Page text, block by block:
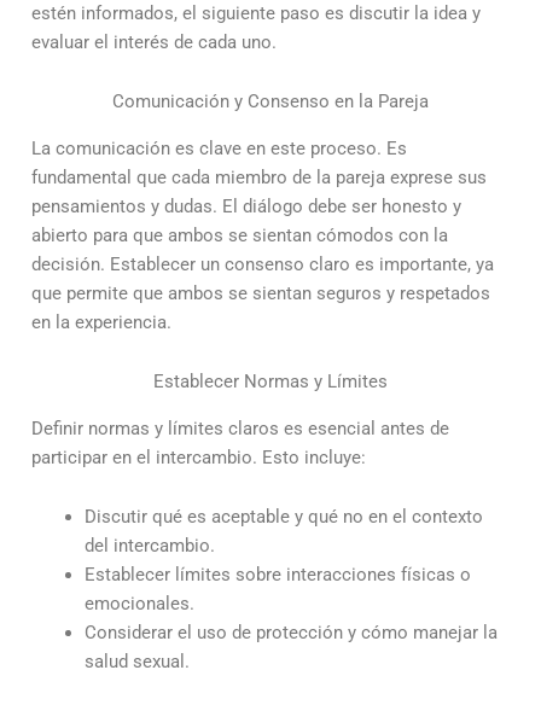
estén informados, el siguiente paso es discutir la idea y
evaluar el interés de cada uno.
Comunicación y Consenso en la Pareja
La comunicación es clave en este proceso. Es
fundamental que cada miembro de la pareja exprese sus
pensamientos y dudas. El diálogo debe ser honesto y
abierto para que ambos se sientan cómodos con la
decisión. Establecer un consenso claro es importante, ya
que permite que ambos se sientan seguros y respetados
en la experiencia.
Establecer Normas y Límites
Definir normas y límites claros es esencial antes de
participar en el intercambio. Esto incluye:
Discutir qué es aceptable y qué no en el contexto
del intercambio.
Establecer límites sobre interacciones físicas o
emocionales.
Considerar el uso de protección y cómo manejar la
salud sexual.